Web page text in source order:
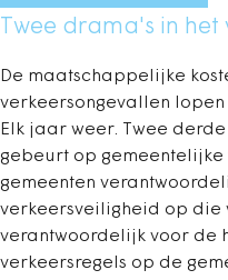
Twee drama's in
De maatschappelijke
verkeersongevallen
Elk jaar weer. Twee
gebeurt op
gemeenten
verkeersveiligheid op die
verantwoordelijk voor de
verkeersregels op de